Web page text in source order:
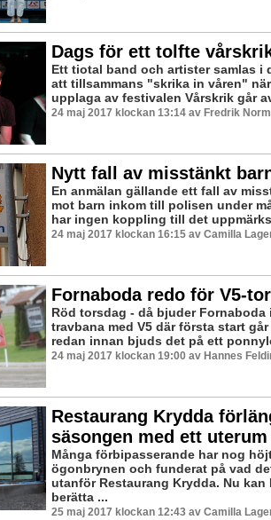
Dags för ett tolfte
Ett tiotal band och artister samlas i
att tillsammans "skrika in våren"
upplaga av festivalen Vårskrik går
24 maj 2017 klockan 13:14 av Fredrik
Nytt fall av misstänkt
En anmälan gällande ett fall av
mot barn inkom till polisen under
har ingen koppling till det
24 maj 2017 klockan 16:15 av Camilla
Fornaboda redo för V5-
Röd torsdag - då bjuder
travbana med V5 där första start går
redan innan bjuds det på ett
24 maj 2017 klockan 19:00 av Hannes
Restaurang Krydda
säsongen med ett uterum
Många förbipasserande har nog
ögonbrynen och funderat på vad
utanför Restaurang Krydda. Nu kan
berätta ...
25 maj 2017 klockan 12:43 av Camilla